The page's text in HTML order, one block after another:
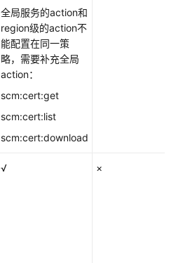
全局服务的action和
region级的action不
能配置在同一策
略，需要补充全局
action：
scm:cert:get
scm:cert:list
scm:cert:download
√ ×